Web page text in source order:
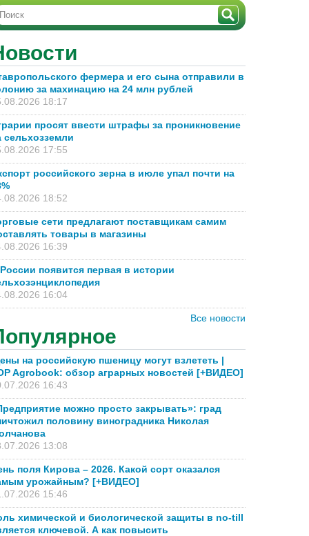
фермера и его сына отправили в
за махинацию на 24 млн рублей
18:17
просят ввести штрафы за проникновение
сельхозземли
17:55
российского зерна в июле упал почти на
18:52
сети предлагают поставщикам самим
товары в магазины
16:39
появится первая в истории
16:04
Все новости
на российскую пшеницу могут взлететь |
Agrobook: обзор аграрных новостей [+ВИДЕО]
16:43
можно просто закрывать»: град
половину виноградника Николая
13:08
поля Кирова – 2026. Какой сорт оказался
урожайным? [+ВИДЕО]
15:46
химической и биологической защиты в no-till
ключевой. А как повысить